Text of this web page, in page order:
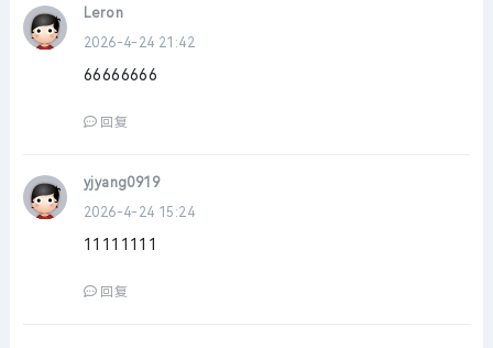
Leron
2026-4-24 21:42
66666666
回复
yjyang0919
2026-4-24 15:24
11111111
回复